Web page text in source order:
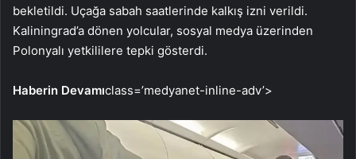
bekletildi. Uçağa sabah saatlerinde kalkış izni verildi.
Kaliningrad’a dönen yolcular, sosyal medya üzerinden
Polonyalı yetkililere tepki gösterdi.
Haberin Devamıclass=’medyanet-inline-adv’>